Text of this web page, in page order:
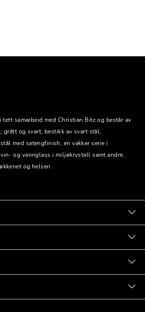
samarbeid med Christian Bitz og består av
og svart, bestikk av svart stål,
med satengfinish, en vakker serie i
og vannglass i miljøkrystall samt andre
og helsen.